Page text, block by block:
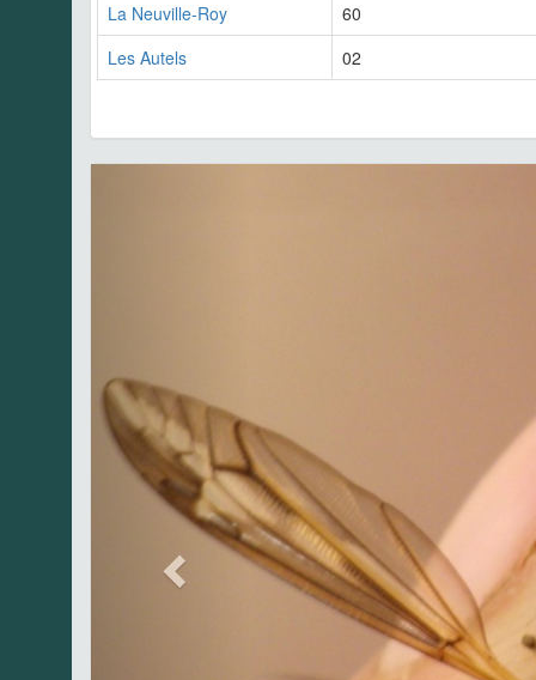
La Neuville-Roy
60
Les Autels
02